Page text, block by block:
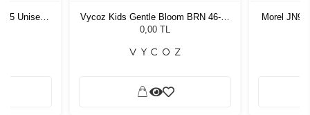
55 Unisex
Vycoz Kids Gentle Bloom BRN 46-19
135
0,00 TL
Morel